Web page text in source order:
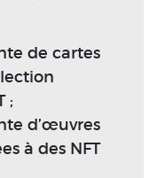
de cartes
;
d’œuvres
à des NFT